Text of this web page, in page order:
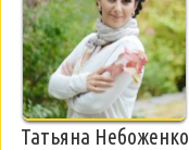
Татьяна Небоженко